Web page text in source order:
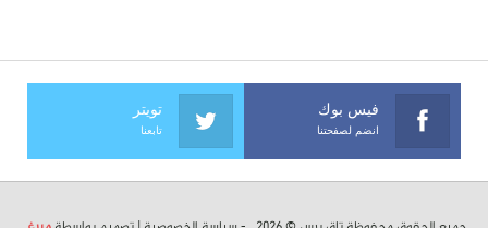
فيس بوك
انضم لصفحتنا
تويتر
تابعنا